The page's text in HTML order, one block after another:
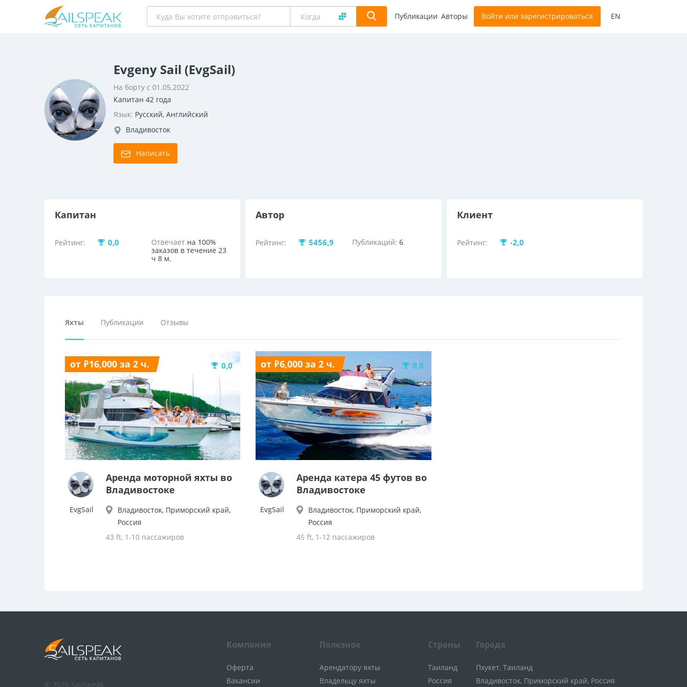
Публикации Авторы Войти или зарегистрироваться EN
Evgeny Sail (EvgSail)
На борту с 01.05.2022
Капитан 42 года
Язык: Русский, Английский
Владивосток
Написать
Капитан
Рейтинг: 0,0 Отвечаетна 100%
заказов в течение 23
ч 8 м.
Автор
Рейтинг: 5456,9 Публикаций: 6
Клиент
Рейтинг: -2,0
Яхты Публикации Отзывы
от ₽16,000 за 2 ч. 0,0
EvgSail
Аренда моторной яхты во
Владивостоке
Владивосток, Приморский край,
Россия
43 ft, 1-10 пассажиров
от ₽6,000 за 2 ч. 0,0
EvgSail
Аренда катера 45 футов во
Владивостоке
Владивосток, Приморский край,
Россия
45 ft, 1-12 пассажиров
© 2026 SailSpeak
Компания
Оферта
Вакансии
Полезное
Арендатору яхты
Владельцу яхты
Страны
Таиланд
Россия
Города
Пхукет, Таиланд
Владивосток, Приморский край, Россия